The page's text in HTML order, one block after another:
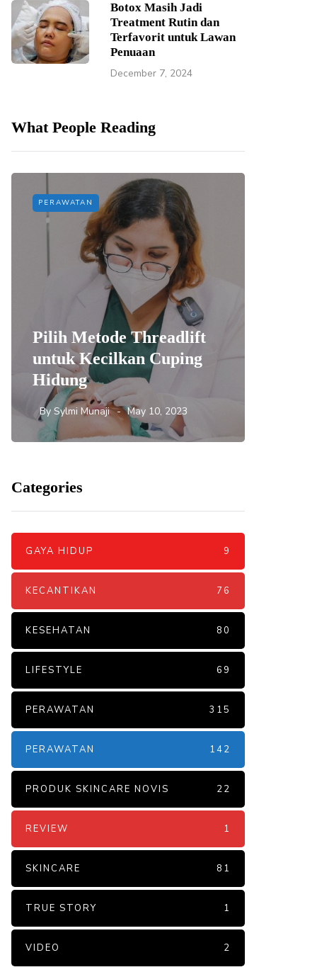
Botox Masih Jadi
Treatment Rutin dan
Terfavorit untuk Lawan
Penuaan
December 7, 2024
What People Reading
PERAWATAN
Pilih Metode Threadlift
untuk Kecilkan Cuping
Hidung
By Sylmi Munaji May 10, 2023
Categories
GAYA HIDUP 9
KECANTIKAN 76
KESEHATAN 80
LIFESTYLE 69
PERAWATAN 315
PERAWATAN 142
PRODUK SKINCARE NOVIS 22
REVIEW 1
SKINCARE 81
TRUE STORY 1
VIDEO 2